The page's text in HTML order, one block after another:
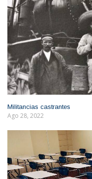
Militancias castrantes
Ago 28, 2022